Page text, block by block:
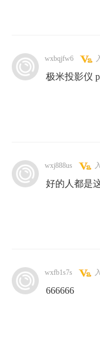
wxbqjfw6
极米投影仪
wxj888us
好的人都是
wxfb1s7s
666666